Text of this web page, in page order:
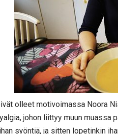
olleet motivoimassa Noora
johon liittyy muun muassa
syöntiä, ja sitten lopetinkin